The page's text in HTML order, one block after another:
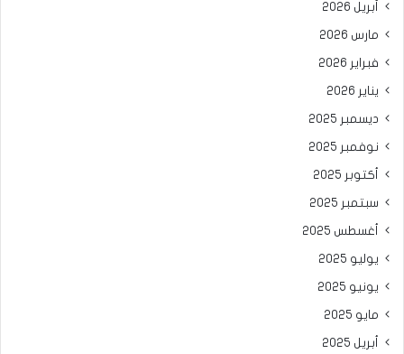
أبريل 2026
مارس 2026
فبراير 2026
يناير 2026
ديسمبر 2025
نوفمبر 2025
أكتوبر 2025
سبتمبر 2025
أغسطس 2025
يوليو 2025
يونيو 2025
مايو 2025
أبريل 2025